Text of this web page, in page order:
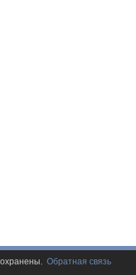
Обратная связь